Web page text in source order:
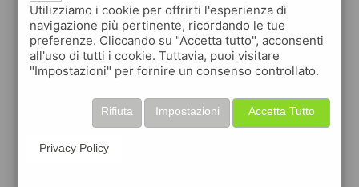
quiinzona è una app
gratuita
che ti aiuta se cerchi 'un'app per fornaio
gaggiano ? ' e che ti premia ogni volta che
la usi
raccogli punti da convertire inbuoni sconto
o gift card
per fare la spesa, fare
Utilizziamo i cookie per offrirti l'esperienza di
navigazione più pertinente, ricordando le tue
preferenze. Cliccando su "Accetta tutto", acconsenti
all'uso di tutti i cookie. Tuttavia, puoi visitare
"Impostazioni" per fornire un consenso controllato.
Accetta Tutto
Impostazioni
Rifiuta
Privacy Policy